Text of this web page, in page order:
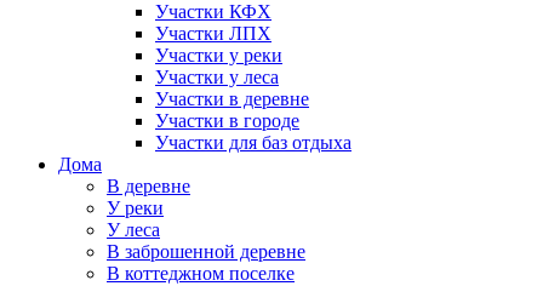
Участки КФХ
Участки ЛПХ
Участки у реки
Участки у леса
Участки в деревне
Участки в городе
Участки для баз отдыха
Дома
В деревне
У реки
У леса
В заброшенной деревне
В коттеджном поселке